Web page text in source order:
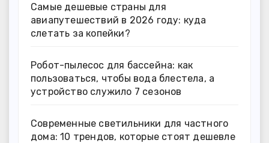
Самые дешевые страны для
авиапутешествий в 2026 году: куда
слетать за копейки?
Робот-пылесос для бассейна: как
пользоваться, чтобы вода блестела, а
устройство служило 7 сезонов
Современные светильники для частного
дома: 10 трендов, которые стоят дешевле